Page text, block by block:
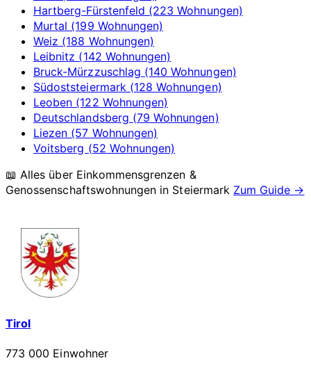
Hartberg-Fürstenfeld (223 Wohnungen)
Murtal (199 Wohnungen)
Weiz (188 Wohnungen)
Leibnitz (142 Wohnungen)
Bruck-Mürzzuschlag (140 Wohnungen)
Südoststeiermark (128 Wohnungen)
Leoben (122 Wohnungen)
Deutschlandsberg (79 Wohnungen)
Liezen (57 Wohnungen)
Voitsberg (52 Wohnungen)
📖 Alles über Einkommensgrenzen &
Genossenschaftswohnungen in Steiermark Zum Guide →
Tirol
773 000 Einwohner